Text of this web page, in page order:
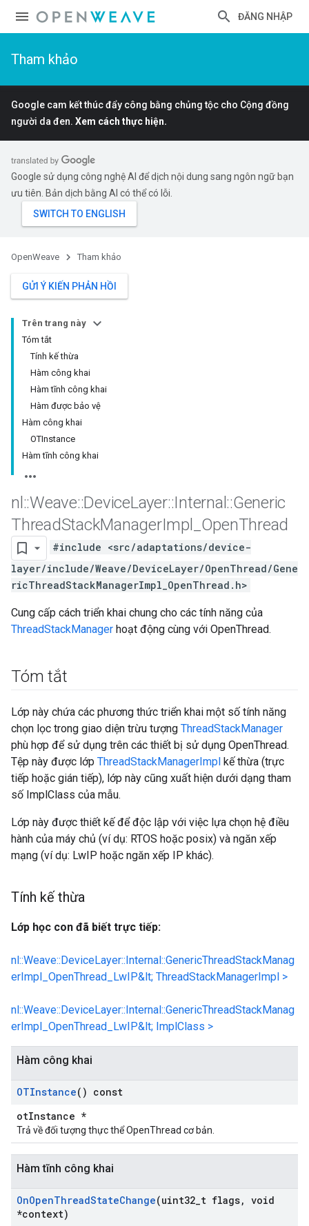
ĐĂNG NHẬP
Tham khảo
Google cam kết thúc đẩy công bằng chủng tộc cho Cộng đồng
người da đen. Xem cách thực hiện.
Google sử dụng công nghệ AI để dịch nội dung sang ngôn ngữ bạn
ưu tiên. Bản dịch bằng AI có thể có lỗi.
OpenWeave Tham khảo
GỬI Ý KIẾN PHẢN HỒI
Trên trang này
Tóm tắt
Tính kế thừa
Hàm công khai
Hàm tĩnh công khai
Hàm được bảo vệ
Hàm công khai
OTInstance
Hàm tĩnh công khai
nl ::Weave::DeviceLayer::Internal ::Generic
ThreadStackManagerImpl OpenThread
#include <src/adaptations/device-
layer/include/Weave/DeviceLayer/OpenThread/Gene
ricThreadStackManagerImpl_OpenThread.h>
Cung cấp cách triển khai chung cho các tính năng của
ThreadStackManager hoạt động cùng với OpenThread.
Tóm tắt
Lớp này chứa các phương thức triển khai một số tính năng
chọn lọc trong giao diện trừu tượng ThreadStackManager
phù hợp để sử dụng trên các thiết bị sử dụng OpenThread.
Tệp này được lớp ThreadStackManagerImpl kế thừa (trực
tiếp hoặc gián tiếp), lớp này cũng xuất hiện dưới dạng tham
số ImplClass của mẫu.
Lớp này được thiết kế để độc lập với việc lựa chọn hệ điều
hành của máy chủ (ví dụ: RTOS hoặc posix) và ngăn xếp
mạng (ví dụ: LwIP hoặc ngăn xếp IP khác).
Tính kế thừa
Lớp học con đã biết trực tiếp:
nl::Weave::DeviceLayer::Internal::GenericThreadStackManag
erImpl_OpenThread_LwIP&lt; ThreadStackManagerImpl >
nl::Weave::DeviceLayer::Internal::GenericThreadStackManag
erImpl_OpenThread_LwIP&lt; ImplClass >
Hàm công khai
OTInstance() const
otInstance *
Trả về đối tượng thực thể OpenThread cơ bản.
Hàm tĩnh công khai
OnOpenThreadStateChange(uint32 t flags, void
*context)